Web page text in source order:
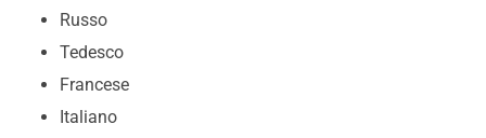
Russo
Tedesco
Francese
Italiano